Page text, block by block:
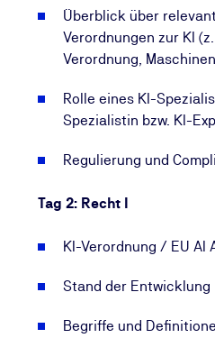
als gefragte Fachkraft im
Intelligenz.
Zusätzlich erhalten Sie
flexibel online nutzbar und
um Ihre Fähigkeiten
Prüfungan und sichern
dient als Nachweis zum
KI-Vorhaben praktisch
Überblick über
Verordnungen zur KI (z.
Verordnung,
Rolle eines KI-
Spezialistin bzw. KI-
Regulierung und
Tag 2: Recht I
KI-Verordnung / EU AI
Stand der Entwicklung
Begriffe und